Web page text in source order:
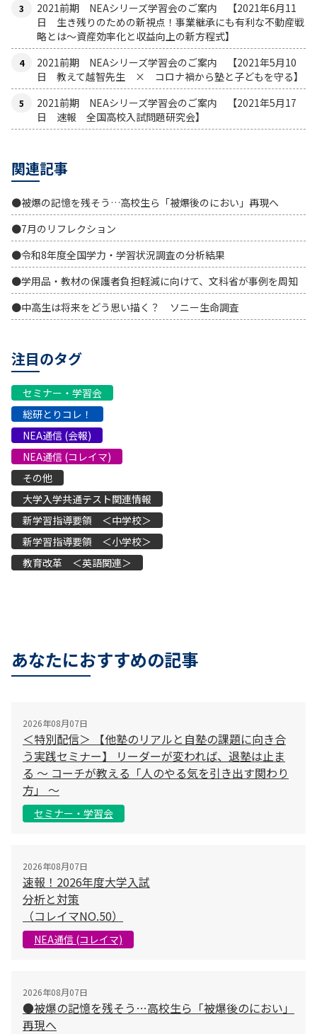
2021前期 NEAシリーズ学習会のご案内 【2021年6月11
日 生き残りのための新視点！事業継承にも有利な不動産戦
略とは〜資産効率化と収益向上の新方程式】
2021前期 NEAシリーズ学習会のご案内 【2021年5月10
日 教えて越智先生 × コロナ禍から塾と子どもを守る】
2021前期 NEAシリーズ学習会のご案内 【2021年5月17
日 速報 全国高校入試問題研究会】
関連記事
●被爆の記憶を残そう…高校生ら「被爆後のにおい」再現へ
●7月のリフレクション
●令和8年度全国学力・学習状況調査の分析結果
●学用品・教材の保護者負担軽減に向けて、文科省が事例を周知
●中高生は将来をどう思い描く？ ソニー生命調査
注目のタグ
セミナー・学習会
総研とりコレ！
NEA通信 (会報)
NEA通信 (コレイマ)
その他
大学入学共通テスト関連情報
新学習指導要領 ＜中学校＞
新学習指導要領 ＜小学校＞
教育改革 ＜英語関連＞
あなたにおすすめの記事
2026年08月07日
＜特別配信＞ 【他塾のリアルと自塾の課題に向き合
う実践セミナー】 リーダーが変われば、退塾は止ま
る 〜 コーチが教える「人のやる気を引き出す関わり
方」 〜
セミナー・学習会
2026年08月07日
速報！2026年度大学入試
分析と対策
（コレイマNO.50）
NEA通信 (コレイマ)
2026年08月07日
●被爆の記憶を残そう…高校生ら「被爆後のにおい」
再現へ